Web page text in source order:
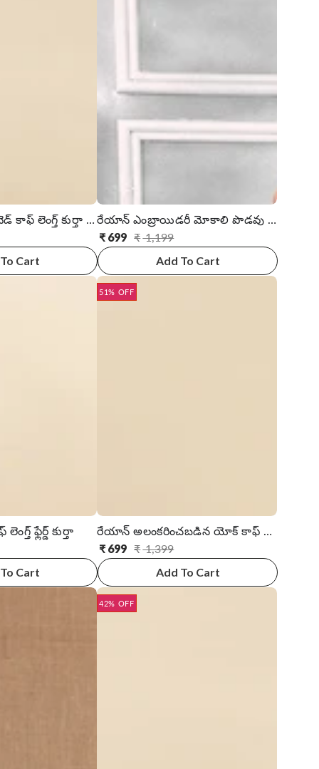
100% కాటన్ ప్రింటెడ్ కాఫ్ లెంగ్త్ కుర్తా నడుము వద్ద సేకరించబడింది
Cart
రేయాన్ ఎంబ్రాయిడరీ మోకాలి పొడవు స్ట్రెయిట్ కుర్తా
₹1,199
సాధారణ
అమ్ముడు
₹ 699
Add To Cart
ఫ్లేర్డ్ కుర్తా
Cart
రేయాన్ అలంకరించబడిన యోక్ కాఫ్ పొడవు స్ట్రెయిట్ కుర్తా
₹1,399
సాధారణ
అమ్ముడు
₹ 699
Add To Cart
51% OFF
42% OFF